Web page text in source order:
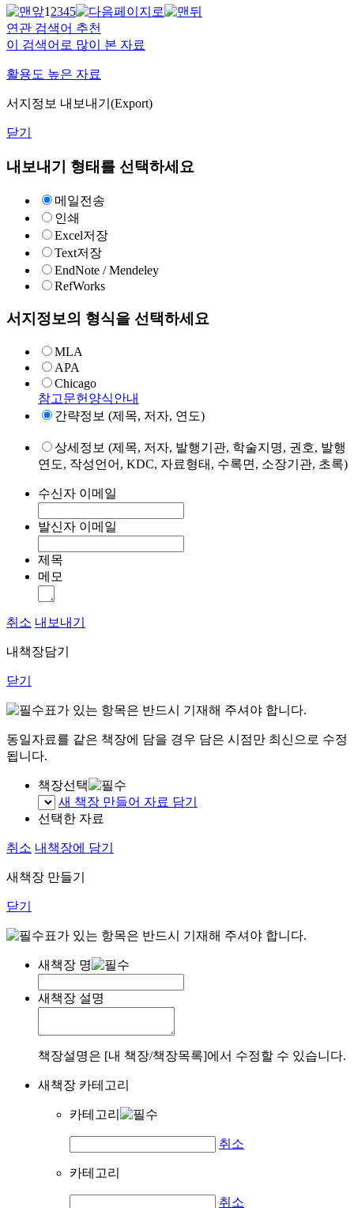
12345
연관 검색어 추천
이 검색어로 많이 본 자료
활용도 높은 자료
서지정보 내보내기(Export)
닫기
내보내기 형태를 선택하세요
메일전송
인쇄
Excel저장
Text저장
EndNote / Mendeley
RefWorks
서지정보의 형식을 선택하세요
MLA
APA
Chicago
참고문헌양식안내
간략정보 (제목, 저자, 연도)
상세정보 (제목, 저자, 발행기관, 학술지명, 권호, 발행
연도, 작성언어, KDC, 자료형태, 수록면, 소장기관, 초록)
수신자 이메일
발신자 이메일
제목
메모
취소 내보내기
내책장담기
닫기
표가 있는 항목은 반드시 기재해 주셔야 합니다.
동일자료를 같은 책장에 담을 경우 담은 시점만 최신으로 수정
됩니다.
책장선택
새 책장 만들어 자료 담기
선택한 자료
취소 내책장에 담기
새책장 만들기
닫기
표가 있는 항목은 반드시 기재해 주셔야 합니다.
새책장 명
새책장 설명
책장설명은 [내 책장/책장목록]에서 수정할 수 있습니다.
새책장 카테고리
카테고리
취소
카테고리
취소